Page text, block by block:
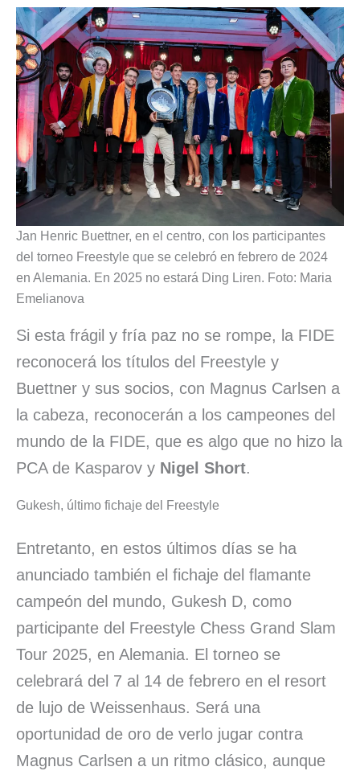
Jan Henric Buettner, en el centro, con los participantes
del torneo Freestyle que se celebró en febrero de 2024
en Alemania. En 2025 no estará Ding Liren. Foto: Maria
Emelianova
Si esta frágil y fría paz no se rompe, la FIDE
reconocerá los títulos del Freestyle y
Buettner y sus socios, con Magnus Carlsen a
la cabeza, reconocerán a los campeones del
mundo de la FIDE, que es algo que no hizo la
PCA de Kasparov y Nigel Short.
Gukesh, último fichaje del Freestyle
Entretanto, en estos últimos días se ha
anunciado también el fichaje del flamante
campeón del mundo, Gukesh D, como
participante del Freestyle Chess Grand Slam
Tour 2025, en Alemania. El torneo se
celebrará del 7 al 14 de febrero en el resort
de lujo de Weissenhaus. Será una
oportunidad de oro de verlo jugar contra
Magnus Carlsen a un ritmo clásico, aunque